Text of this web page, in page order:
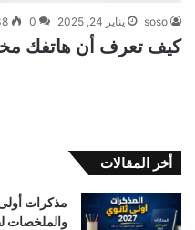
soso يناير 24, 2025 0
كيف تعرف أن هاتفك
أخر المقالات
والملخصات